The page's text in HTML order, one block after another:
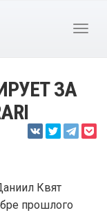
ЗА
Квят
прошлого